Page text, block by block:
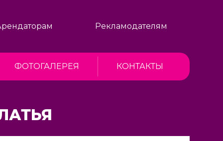
Рекламодателям
ФОТОГАЛЕРЕЯ КОНТАКТЫ